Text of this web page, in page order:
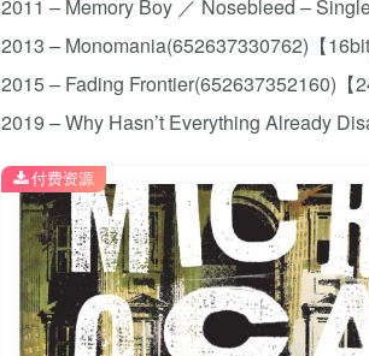
2011 – Memory Boy ／ Nosebleed –
2013 – Monomania(652637330762)【
2015 – Fading Frontier(652637352160)【
2019 – Why Hasn’t Everything Already
付费资源